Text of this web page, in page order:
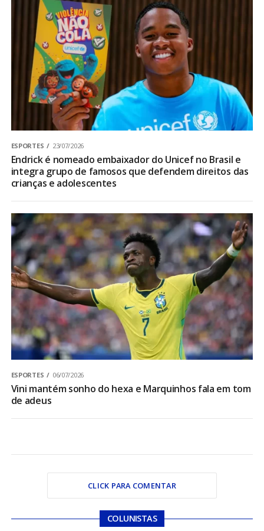
ESPORTES 23/07/2026
Endrick é nomeado embaixador do Unicef no Brasil e
integra grupo de famosos que defendem direitos das
crianças e adolescentes
ESPORTES 06/07/2026
Vini mantém sonho do hexa e Marquinhos fala em tom
de adeus
CLICK PARA COMENTAR
COLUNISTAS